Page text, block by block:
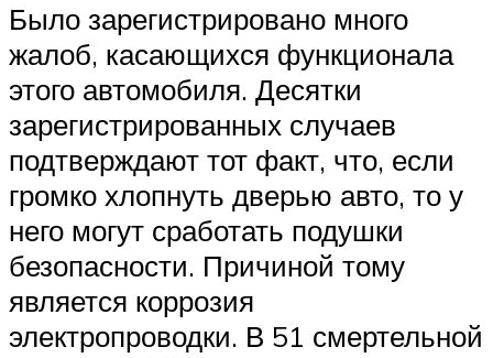
Было зарегистрировано много
жалоб, касающихся функционала
этого автомобиля. Десятки
зарегистрированных случаев
подтверждают тот факт, что, если
громко хлопнуть дверью авто, то у
него могут сработать подушки
безопасности. Причиной тому
является коррозия
электропроводки. В 51 смертельной